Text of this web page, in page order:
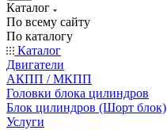
Каталог
По всему сайту
По каталогу
Каталог
Двигатели
АКПП / МКПП
Головки блока цилиндров
Блок цилиндров (Шорт блок)
Услуги